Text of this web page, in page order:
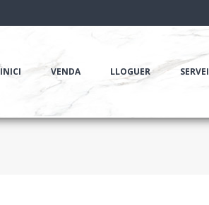
INICI VENDA LLOGUER